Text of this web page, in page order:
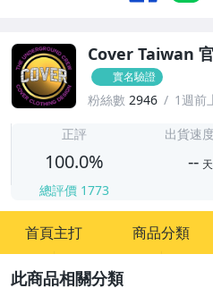
Cover Taiwan
實名驗證
粉絲數 2946 1週前
正評
100.0%
總評價 1773
出貨速度
-- 天
首頁主打 商品分類